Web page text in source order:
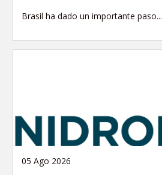
Brasil ha dado un importante paso...
05 Ago 2026